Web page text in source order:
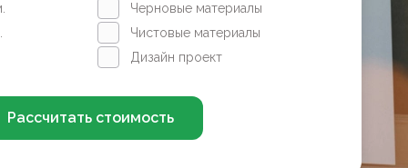
Черновые материалы
Чистовые материалы
Дизайн проект
Рассчитать стоимость